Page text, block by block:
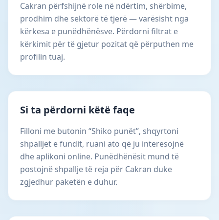
Cakran përfshijnë role në ndërtim, shërbime,
prodhim dhe sektorë të tjerë — varësisht nga
kërkesa e punëdhënësve. Përdorni filtrat e
kërkimit për të gjetur pozitat që përputhen me
profilin tuaj.
Si ta përdorni këtë faqe
Filloni me butonin “Shiko punët”, shqyrtoni
shpalljet e fundit, ruani ato që ju interesojnë
dhe aplikoni online. Punëdhënësit mund të
postojnë shpallje të reja për Cakran duke
zgjedhur paketën e duhur.